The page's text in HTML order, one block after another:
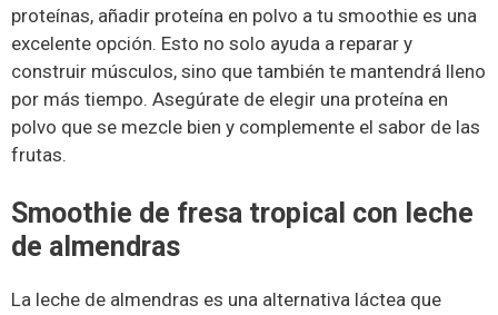
proteínas, añadir proteína en polvo a tu smoothie es una
excelente opción. Esto no solo ayuda a reparar y
construir músculos, sino que también te mantendrá lleno
por más tiempo. Asegúrate de elegir una proteína en
polvo que se mezcle bien y complemente el sabor de las
frutas.
Smoothie de fresa tropical con leche
de almendras
La leche de almendras es una alternativa láctea que